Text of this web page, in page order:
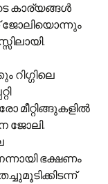
കാര്യങ്ങള്‍
ജോലിയൊന്നും
റിഗ്ഗിലെ
മീറ്റിങ്ങുകളില്‍
ജോലി.
ഭക്ഷണം